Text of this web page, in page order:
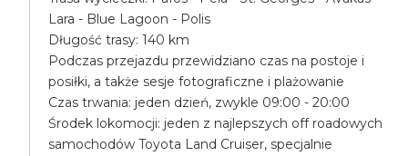
Lara - Blue Lagoon - Polis
Długość trasy: 140 km
Podczas przejazdu przewidziano czas na postoje i
posiłki, a także sesje fotograficzne i plażowanie
Czas trwania: jeden dzień, zwykle 09:00 - 20:00
Środek lokomocji: jeden z najlepszych off roadowych
samochodów Toyota Land Cruiser, specjalnie